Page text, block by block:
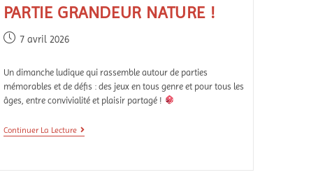
PARTIE GRANDEUR NATURE !
7 avril 2026
Un dimanche ludique qui rassemble autour de parties
mémorables et de défis : des jeux en tous genre et pour tous les
âges, entre convivialité et plaisir partagé !
Continuer La Lecture